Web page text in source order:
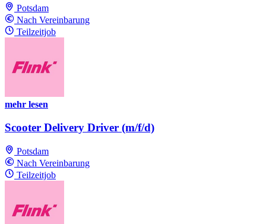
Potsdam
Nach Vereinbarung
Teilzeitjob
mehr lesen
Scooter Delivery Driver (m/f/d)
Potsdam
Nach Vereinbarung
Teilzeitjob